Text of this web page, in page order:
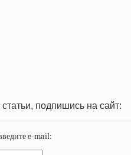
подпишись на сайт:
e-mail: